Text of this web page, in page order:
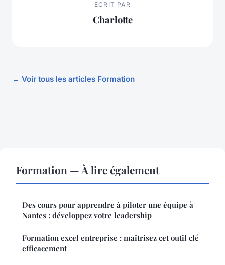
ECRIT PAR
Charlotte
← Voir tous les articles Formation
Formation — À lire également
Des cours pour apprendre à piloter une équipe à
Nantes : développez votre leadership
Formation excel entreprise : maîtrisez cet outil clé
efficacement